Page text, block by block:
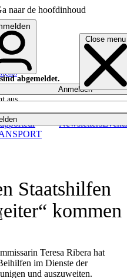
naar de hoofdinhoud
Close menu
NewslettersEvents
abgemeldet.
Anmelden
aus
Staatshilfen
kommen
Teresa Ribera hat
im Dienste der
und auszuweiten.